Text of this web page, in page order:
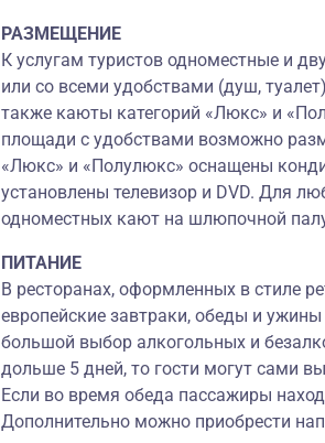
РАЗМЕЩЕНИЕ
К услугам туристов одноместные и
или со всеми удобствами (душ,
также каюты категорий «Люкс» и
площади с удобствами возможно
«Люкс» и «Полулюкс» оснащены
установлены телевизор и DVD. Для
одноместных кают на шлюпочной
ПИТАНИЕ
В ресторанах, оформленных в стиле
европейские завтраки, обеды и
большой выбор алкогольных и
дольше 5 дней, то гости могут сами
Если во время обеда пассажиры
Дополнительно можно приобрести